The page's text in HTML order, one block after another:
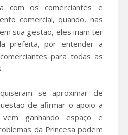
com os comerciantes e
comercial, quando, nas
sua gestão, eles iriam ter
prefeita, por entender a
para todas as
se aproximar de
de afirmar o apoio a
ganhando espaço e
da Princesa podem